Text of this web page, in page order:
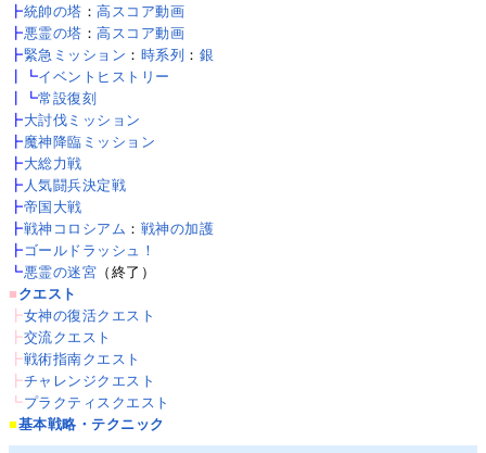
┣統帥の塔 ：高スコア動画
┣悪霊の塔 ：高スコア動画
┣緊急ミッション ： 時系列 ： 銀
┃┗イベントヒストリー
┃┗常設復刻
┣大討伐ミッション
┣魔神降臨ミッション
┣大総力戦
┣ 人気闘兵決定戦
┣帝国大戦
┣戦神コロシアム ： 戦神の加護
┣ゴールドラッシュ！
┗悪霊の迷宮 （終了）
■ クエスト
┣女神の復活クエスト
┣交流クエスト
┣戦術指南クエスト
┣チャレンジクエスト
┗プラクティスクエスト
■基本戦略・テクニック